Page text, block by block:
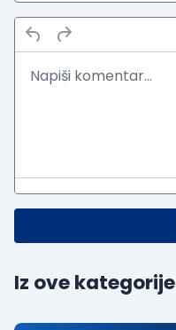
Iz ove kategorije